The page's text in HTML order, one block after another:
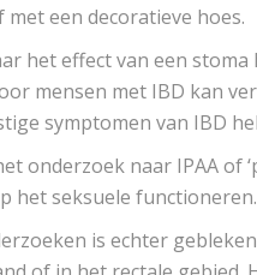
een decoratieve hoes.
het effect van een
mensen met IBD kan
symptomen van IBD
onderzoek naar IPAA
het seksuele functioneren.
is echter